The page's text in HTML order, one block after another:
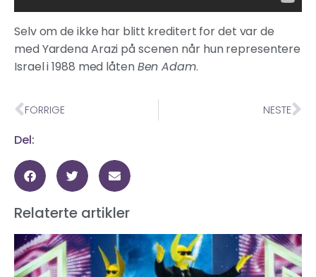
Selv om de ikke har blitt kreditert for det var de
med Yardena Arazi på scenen når hun representere
Israel i 1988 med låtenBen Adam.
FORRIGE NESTE
Del:
Relaterte artikler